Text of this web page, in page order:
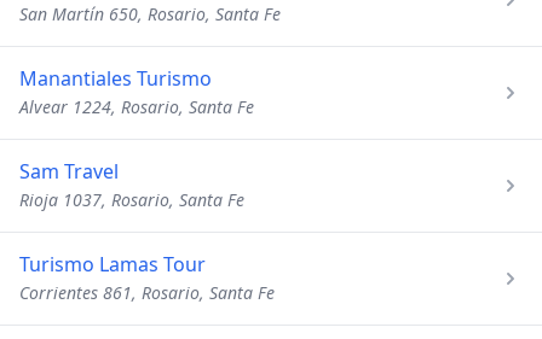
San Martín 650, Rosario, Santa Fe
Manantiales Turismo
Alvear 1224, Rosario, Santa Fe
Sam Travel
Rioja 1037, Rosario, Santa Fe
Turismo Lamas Tour
Corrientes 861, Rosario, Santa Fe